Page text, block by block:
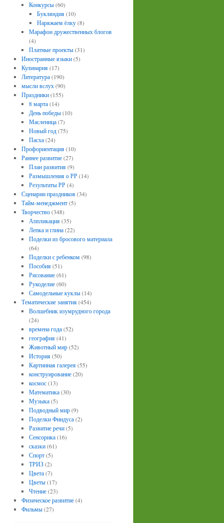
Конкурсы(60)
Букляндия(10)
Наряжаем ёлку(8)
Марафон дружественных блогов
(4)
Платные проекты(31)
Иностранные языки(5)
Кулинария(17)
Литература(190)
мысли вслух(90)
Праздники(155)
8 марта(14)
День победы(10)
Масленица(7)
Новый год(75)
Пасха(24)
Профориентация(10)
Раннее развитие(27)
План развития(9)
Размышления о РР(14)
Результаты РР(4)
Сценарии праздников(34)
Тайм-менеджмент(5)
Творчество(348)
Аппликация(35)
Лепка и глина(22)
Поделки из бросового материала
(64)
Поделки с ребенком(98)
Пособия(51)
Рисование(61)
Рукоделие(60)
Самодельные куклы(14)
Тематические занятия(454)
Волшебник изумрудного города
(24)
времена года(52)
география(41)
Животный мир(52)
История(50)
Картинная галерея(55)
конструирование(20)
космос(13)
Математика(30)
Музыка(5)
Подводный мир(9)
Поделки Финдуса(2)
Развитие речи(5)
Сенсорика(16)
сказки(61)
Спорт(5)
ТРИЗ(2)
Цвета(7)
Цветы(17)
Чтение(23)
Физическое развитие(4)
Фильмы(27)